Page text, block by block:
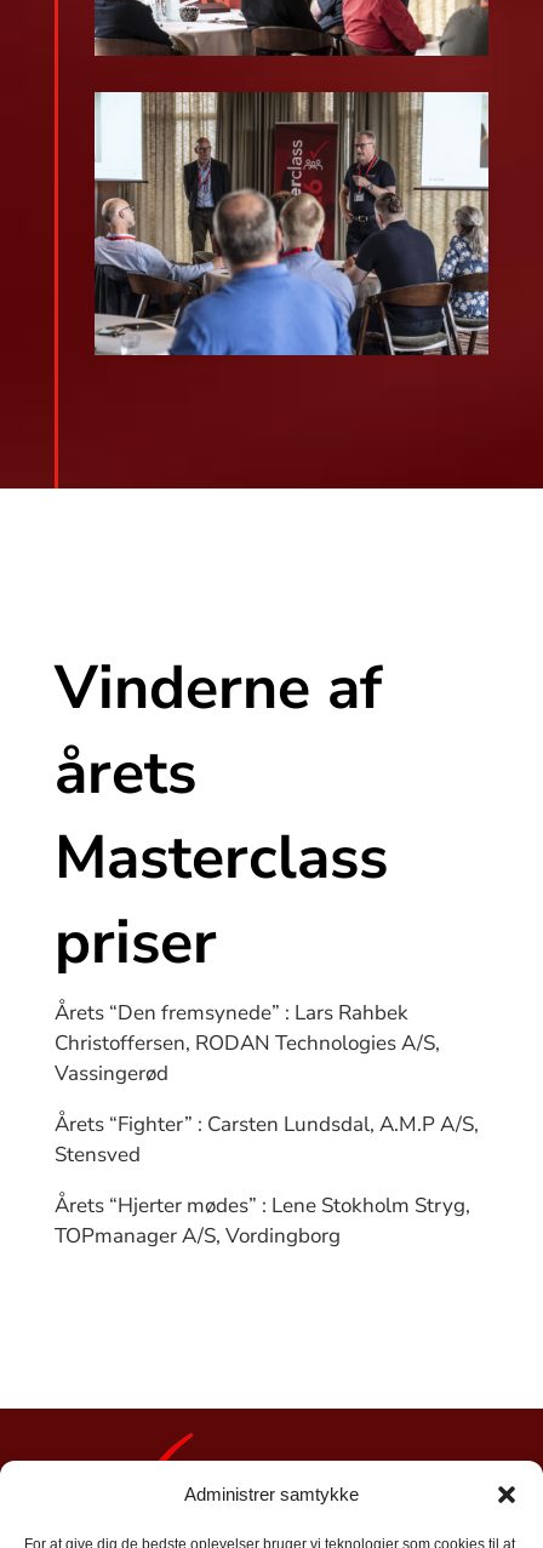
Administrer samtykke
For at give dig de bedste oplevelser bruger vi teknologier som cookies til at
Vinderne af
årets
Masterclass
priser
Årets “Den fremsynede” : Lars Rahbek
Christoffersen, RODAN Technologies A/S,
Vassingerød
Årets “Fighter” : Carsten Lundsdal, A.M.P A/S,
Stensved
Årets “Hjerter mødes” : Lene Stokholm Stryg,
TOPmanager A/S, Vordingborg